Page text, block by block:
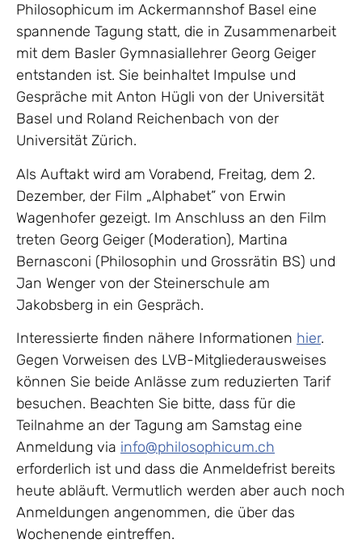
Philosophicum im Ackermannshof Basel eine
spannende Tagung statt, die in Zusammenarbeit
mit dem Basler Gymnasiallehrer Georg Geiger
entstanden ist. Sie beinhaltet Impulse und
Gespräche mit Anton Hügli von der Universität
Basel und Roland Reichenbach von der
Universität Zürich.
Als Auftakt wird am Vorabend, Freitag, dem 2.
Dezember, der Film „Alphabet” von Erwin
Wagenhofer gezeigt. Im Anschluss an den Film
treten Georg Geiger (Moderation), Martina
Bernasconi (Philosophin und Grossrätin BS) und
Jan Wenger von der Steinerschule am
Jakobsberg in ein Gespräch.
Interessierte finden nähere Informationen hier.
Gegen Vorweisen des LVB-Mitgliederausweises
können Sie beide Anlässe zum reduzierten Tarif
besuchen. Beachten Sie bitte, dass für die
Teilnahme an der Tagung am Samstag eine
Anmeldung via info@philosophicum.ch
erforderlich ist und dass die Anmeldefrist bereits
heute abläuft. Vermutlich werden aber auch noch
Anmeldungen angenommen, die über das
Wochenende eintreffen.